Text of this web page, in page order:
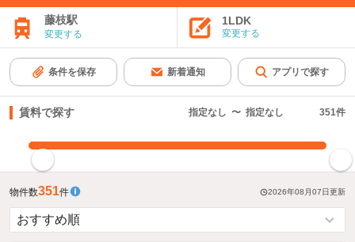
藤枝駅
変更する
1LDK
変更する
条件を保存 新着通知 アプリで探す
賃料で探す 指定なし 〜 指定なし 351件
物件数351件 2026年08月07日更新